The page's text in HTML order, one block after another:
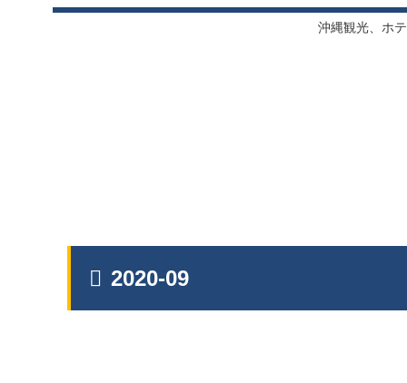
沖縄観光、ホ
2020-09